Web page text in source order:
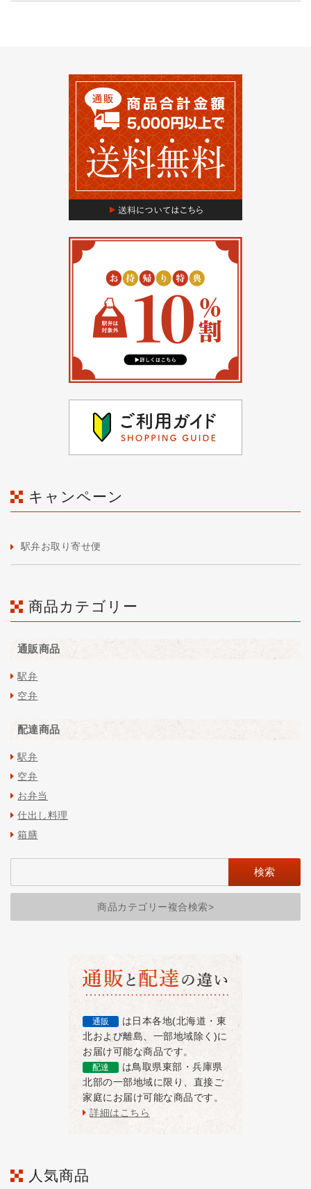
キャンペーン
駅弁お取り寄せ便
商品カテゴリー
通販商品
駅弁
空弁
配達商品
駅弁
空弁
お弁当
仕出し料理
箱膳
商品カテゴリー複合検索>
通販
は日本各地(北海道・東
北および離島、一部地域除く)に
お届け可能な商品です。
配達
は鳥取県東部・兵庫県
北部の一部地域に限り、直接ご
家庭にお届け可能な商品です。
詳細はこちら
人気商品